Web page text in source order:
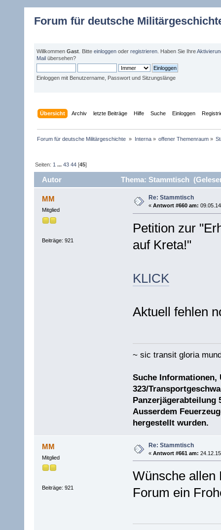
Forum für deutsche
Willkommen Gast . Bitte einloggen oder registrieren . Haben Sie Ihre
Mail übersehen?
Einloggen mit Benutzername, Passwort und Sitzungslänge
Übersicht Archiv letzte Beiträge Hilfe Suche Einloggen
Forum für deutsche Militärgeschichte » Interna» offener Themenraum»
Seiten: 1 ...43 44 [45]
Autor Thema: Stammtisch
MM
Mitglied
Beiträge: 921
Re: Stammtisch
« Antwort #660 am:
Petition zur
auf Kreta!"
KLICK
Aktuell fehlen
~ sic transit gloria
Suche Informationen,
323/
Panzerjägerabteilung
Ausserdem
hergestellt wurden.
MM
Mitglied
Beiträge: 921
Re: Stammtisch
« Antwort #661 am:
Wünsche allen
Forum ein